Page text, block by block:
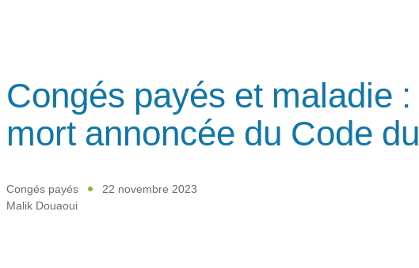
Congés payés et maladie
mort annoncée du Code
Congés payés
22 novembre 2023
Malik Douaoui